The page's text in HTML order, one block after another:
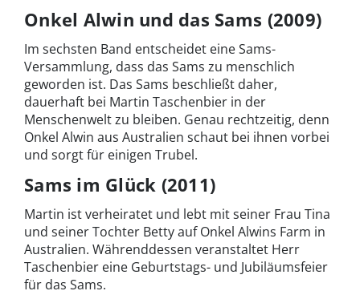
Onkel Alwin und das Sams (2009)
Im sechsten Band entscheidet eine Sams-
Versammlung, dass das Sams zu menschlich
geworden ist. Das Sams beschließt daher,
dauerhaft bei Martin Taschenbier in der
Menschenwelt zu bleiben. Genau rechtzeitig, denn
Onkel Alwin aus Australien schaut bei ihnen vorbei
und sorgt für einigen Trubel.
Sams im Glück (2011)
Martin ist verheiratet und lebt mit seiner Frau Tina
und seiner Tochter Betty auf Onkel Alwins Farm in
Australien. Währenddessen veranstaltet Herr
Taschenbier eine Geburtstags- und Jubiläumsfeier
für das Sams.